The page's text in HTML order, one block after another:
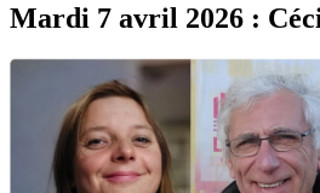
Mardi 7 avril 2026 :